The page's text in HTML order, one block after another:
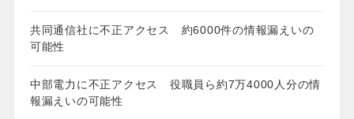
共同通信社に不正アクセス 約6000件の情報漏えいの
可能性
中部電力に不正アクセス 役職員ら約7万4000人分の情
報漏えいの可能性